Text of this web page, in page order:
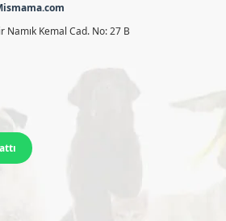
Namık Kemal Cad. No: 27 B